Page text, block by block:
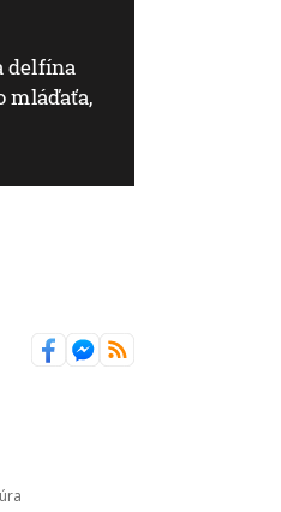
delfína
mláďaťa,